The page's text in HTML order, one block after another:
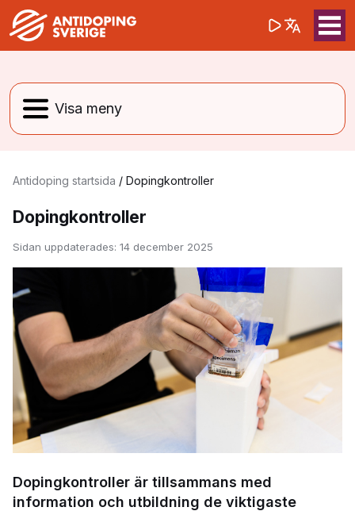
Sök på(opens in a
Antidoping startsida / Dopingkontroller
Dopingkontroller
Sidan uppdaterades: 14 december 2025
Dopingkontroller är tillsammans med
information och utbildning de viktigaste